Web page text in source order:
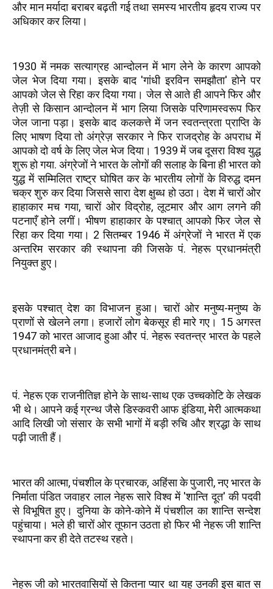
और मान मर्यादा बराबर बढ़ती गई तथा समस्य भारतीय हृदय राज्य पर
अधिकार कर लिया।
1930 में नमक सत्याग्रह आन्दोलन में भाग लेने के कारण आपको
जेल भेज दिया गया। इसके बाद 'गांधी इरविन समझौता' होने पर
आपको जेल से रिहा कर दिया गया। जेल से आते ही आपने फिर और
तेज़ी से किसान आन्दोलन में भाग लिया जिसके परिणामस्वरूप फिर
जेल जाना पड़ा। इसके बाद कलकत्ते में जन स्वतन्त्रता प्राप्ति के
लिए भाषण दिया तो अंग्रेज़ सरकार ने फिर राजद्रोह के अपराध में
आपको दो वर्ष के लिए जेल भेज दिया। 1939 में जब दूसरा विश्व युद्ध
शुरू हो गया. अंग्रेजों ने भारत के लोगों की सलाह के बिना ही भारत को
युद्ध में सम्मिलित राष्ट्र घोषित कर के भारतीय लोगों के विरुद्ध दमन
चक्र शुरु कर दिया जिससे सारा देश क्षुब्ध हो उठा। देश में चारों ओर
हाहाकार मच गया, चारों ओर विद्रोह, लूटमार और आग लगने की
पटनाएँ होने लगीं। भीषण हाहाकार के पश्चात् आपको फिर जेल से
रिहा कर दिया गया। 2 सितम्बर 1946 में अंग्रेजों ने भारत में एक
अन्तरिम सरकार की स्थापना की जिसके पं. नेहरू प्रधानमंत्री
नियुक्त हुए।
इसके पश्चात् देश का विभाजन हुआ। चारों ओर मनुष्य-मनुष्य के
प्राणों से खेलने लगा। हजारों लोग बेकसूर ही मारे गए। 15 अगस्त
1947 को भारत आजाद हुआ और पं. नेहरू स्वतन्त्र भारत के पहले
प्रधानमंत्री बने।
पं. नेहरू एक राजनीतिज्ञ होने के साथ-साथ एक उच्चकोटि के लेखक
भी थे। आपने कई ग्रन्थ जैसे डिस्कवरी आफ इंडिया, मेरी आत्मकथा
आदि लिखी जो संसार के सभी भागों में बड़ी रुचि और श्रद्धा के साथ
पढ़ी जाती हैं।
भारत की आत्मा, पंचशील के प्रचारक, अहिंसा के पुजारी, नए भारत के
निर्माता पंडित जवाहर लाल नेहरू सारे विश्व में 'शान्ति दूत' की पदवी
से विभूषित हुए। दुनिया के कोने-कोने में पंचशील का शान्ति सन्देश
पहुंचाया। भले ही चारों ओर तूफान उठता हो फिर भी नेहरू जी शान्ति
स्थापना कर ही देते तटस्थ रहते।
नेहरू जी को भारतवासियों से कितना प्यार था यह उनकी इस बात स